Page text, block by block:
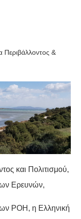
Περιβάλλοντος &
και Πολιτισμού,
Ερευνών,
ΡΟΗ, η Ελληνική